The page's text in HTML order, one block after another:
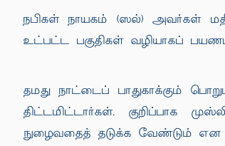
நபிகள் நாயகம் (ஸல்) அவர்கள்
உட்பட்ட பகுதிகள் வழியாகப்
தமது நாட்டைப் பாதுகாக்கும்
திட்டமிட்டார்கள். குறிப்பாக
நுழைவதைத் தடுக்க வேண்டும் என